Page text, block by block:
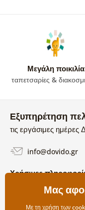
Μεγάλη ποικιλία
ταπετσαρίες &
Εξυπηρέτηση
τις εργάσιμες
info@dovido.gr
Χρήσιμες
Όροι χρήσης και
Μας
Με τη χρήση των